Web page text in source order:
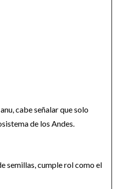
cabe señalar que solo
de los Andes.
semillas, cumple rol como el